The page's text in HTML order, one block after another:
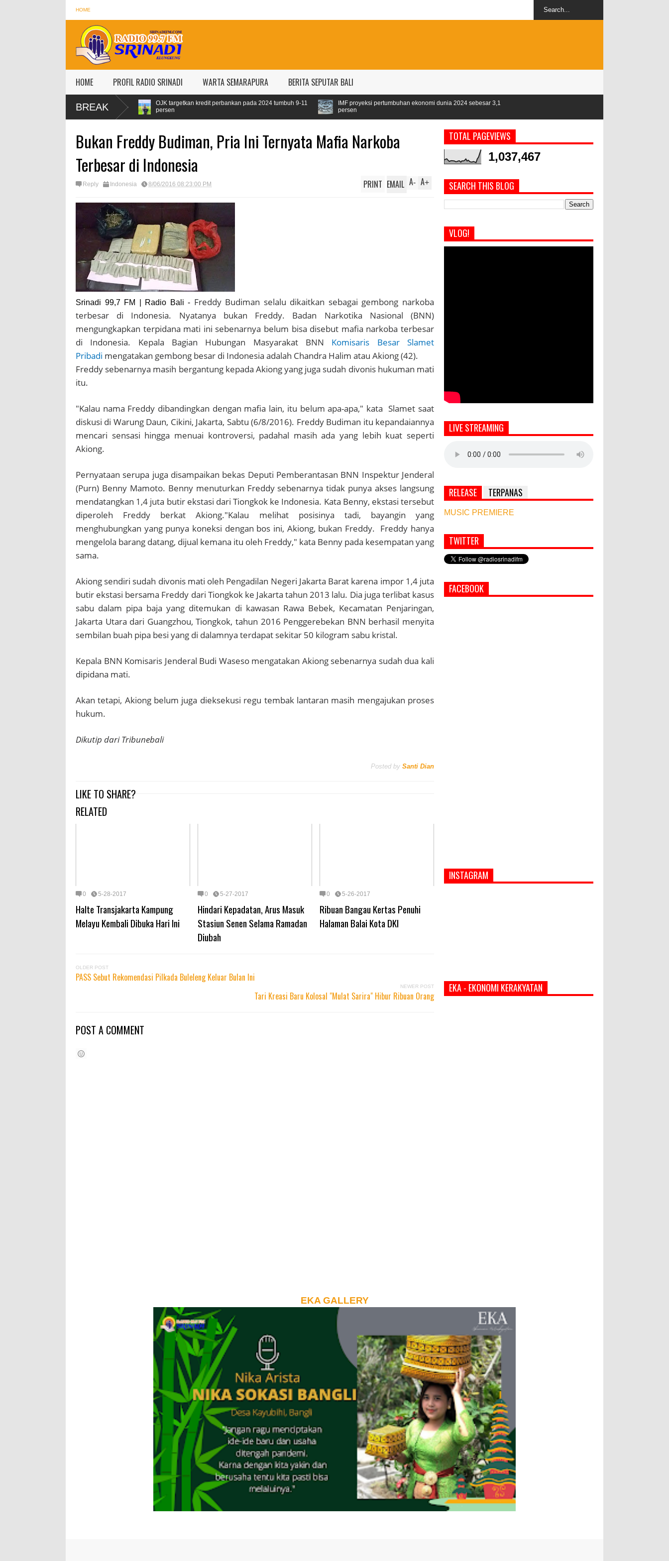
HOME
HOME PROFIL RADIO SRINADI WARTA SEMARAPURA BERITA SEPUTAR BALI
BREAKOJK targetkan kredit perbankan pada 2024 tumbuh 9-11
persen
IMF proyeksi pertumbuhan ekonomi dunia 2024 sebesar 3,1
Bukan Freddy Budiman, Pria Ini Ternyata Mafia Narkoba
Terbesar di Indonesia
Reply Indonesia 8/06/2016 08:23:00 PM A+
A-
PRINT EMAIL
Srinadi 99,7 FM | Radio Bali - Freddy Budiman selalu dikaitkan sebagai gembong narkoba
terbesar di Indonesia. Nyatanya bukan Freddy. Badan Narkotika Nasional (BNN)
mengungkapkan terpidana mati ini sebenarnya belum bisa disebut mafia narkoba terbesar
di Indonesia. Kepala Bagian Hubungan Masyarakat BNN Komisaris Besar Slamet
Pribadi mengatakan gembong besar di Indonesia adalah Chandra Halim atau Akiong (42).
Freddy sebenarnya masih bergantung kepada Akiong yang juga sudah divonis hukuman mati
itu.
"Kalau nama Freddy dibandingkan dengan mafia lain, itu belum apa-apa," kata Slamet saat
diskusi di Warung Daun, Cikini, Jakarta, Sabtu (6/8/2016). Freddy Budiman itu kepandaiannya
mencari sensasi hingga menuai kontroversi, padahal masih ada yang lebih kuat seperti
Akiong.
Pernyataan serupa juga disampaikan bekas Deputi Pemberantasan BNN Inspektur Jenderal
(Purn) Benny Mamoto. Benny menuturkan Freddy sebenarnya tidak punya akses langsung
mendatangkan 1,4 juta butir ekstasi dari Tiongkok ke Indonesia. Kata Benny, ekstasi tersebut
diperoleh Freddy berkat Akiong."Kalau melihat posisinya tadi, bayangin yang
menghubungkan yang punya koneksi dengan bos ini, Akiong, bukan Freddy. Freddy hanya
mengelola barang datang, dijual kemana itu oleh Freddy," kata Benny pada kesempatan yang
sama.
Akiong sendiri sudah divonis mati oleh Pengadilan Negeri Jakarta Barat karena impor 1,4 juta
butir ekstasi bersama Freddy dari Tiongkok ke Jakarta tahun 2013 lalu. Dia juga terlibat kasus
sabu dalam pipa baja yang ditemukan di kawasan Rawa Bebek, Kecamatan Penjaringan,
Jakarta Utara dari Guangzhou, Tiongkok, tahun 2016 Penggerebekan BNN berhasil menyita
sembilan buah pipa besi yang di dalamnya terdapat sekitar 50 kilogram sabu kristal.
Kepala BNN Komisaris Jenderal Budi Waseso mengatakan Akiong sebenarnya sudah dua kali
dipidana mati.
Akan tetapi, Akiong belum juga dieksekusi regu tembak lantaran masih mengajukan proses
hukum.
Dikutip dari Tribunebali
Posted by Santi Dian
LIKE TO SHARE?
RELATED
0 5-28-2017
Halte Transjakarta Kampung
Melayu Kembali Dibuka Hari Ini
0 5-27-2017
Hindari Kepadatan, Arus Masuk
Stasiun Senen Selama Ramadan
Diubah
0 5-26-2017
Ribuan Bangau Kertas Penuhi
Halaman Balai Kota DKI
OLDER POST
PASS Sebut Rekomendasi Pilkada Buleleng Keluar Bulan Ini
NEWER POST
Tari Kreasi Baru Kolosal "Mulat Sarira" Hibur Ribuan Orang
POST A COMMENT
TOTAL PAGEVIEWS
1,037,467
SEARCH THIS BLOG
VLOG!
LIVE STREAMING
RELEASE TERPANAS
MUSIC PREMIERE
World Marketing Forum 2022:
Sustainability dan Kemanusiaan
Panjang
TWITTER
FACEBOOK
INSTAGRAM
EKA - EKONOMI KERAKYATAN
EKA GALLERY